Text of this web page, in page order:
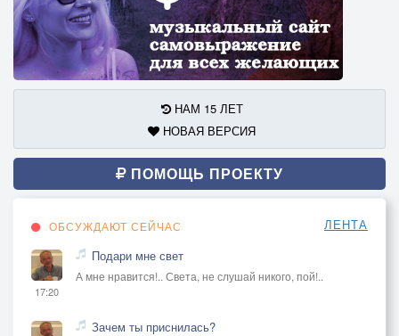
НАМ 15 ЛЕТ
НОВАЯ ВЕРСИЯ
ПОМОЩЬ ПРОЕКТУ
ОБСУЖДАЮТ СЕЙЧАС ЛЕНТА
17:20
Подари мне свет
А мне нравится!.. Света, не слушай никого, пой!..
Зачем ты приснилась?